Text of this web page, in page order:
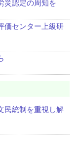
災認定の周知を
価センター上級研
民統制を重視し解